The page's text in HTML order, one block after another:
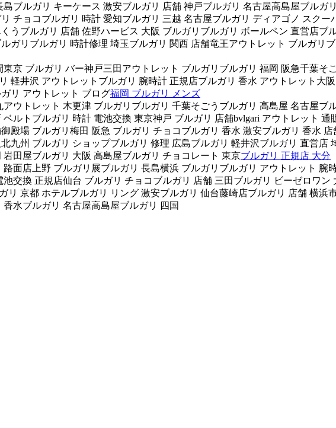
ブルガリ キーケース 激安ブルガリ 店舗 神戸ブルガリ 名古屋高島屋ブルガ
チョコブルガリ 時計 愛知ブルガリ 三越 名古屋ブルガリ ディアゴノ スク
うブルガリ 店舗 佐野ハービス 大阪 ブルガリブルガリ ボールペン 直営店ブ
ガリブルガリ 時計修理 埼玉ブルガリ 関西 店舗竜王アウトレット ブルガリ
京 ブルガリ バー神戸三田アウトレット ブルガリブルガリ 福岡 阪急千葉そ
軽井沢 アウトレットブルガリ 腕時計 正規店ブルガリ 香水 アウトレット大
リ アウトレット ブログ福岡 ブルガリ メンズ
ウトレット 木更津 ブルガリブルガリ 千葉そごうブルガリ 高島屋 名古屋ブ
ルトブルガリ 時計 電池交換 東京神戸 ブルガリ 店舗bvlgari アウトレット
殿場 ブルガリ梅田 阪急 ブルガリ チョコブルガリ 香水 激安ブルガリ 香水
九州 ブルガリ ショップブルガリ 修理 広島ブルガリ 軽井沢ブルガリ 直営店
田屋ブルガリ 大阪 高島屋ブルガリ チョコレート 東京ブルガリ 正規店 大分
面店上野 ブルガリ展ブルガリ 長島横浜 ブルガリブルガリ アウトレット 腕
交換 正規店仙台 ブルガリ チョコブルガリ 店舗 三田ブルガリ ビーゼロワ
京都 ホテルブルガリ リング 激安ブルガリ 仙台藤崎店ブルガリ 店舗 横浜
水ブルガリ 名古屋高島屋ブルガリ 四国